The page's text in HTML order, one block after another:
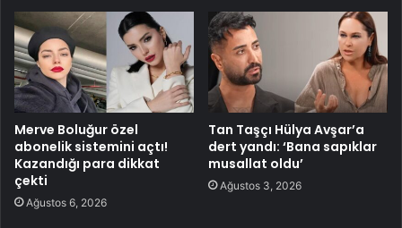
Merve Boluğur özel
abonelik sistemini açtı!
Kazandığı para dikkat
çekti
Ağustos 6, 2026
Tan Taşçı Hülya Avşar’a
dert yandı: ‘Bana sapıklar
musallat oldu’
Ağustos 3, 2026